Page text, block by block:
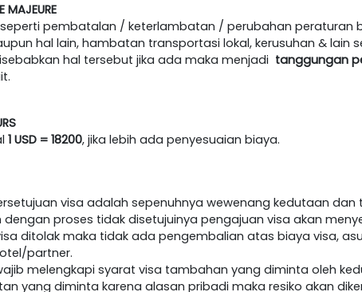
MAJEURE
seperti pembatalan / keterlambatan / perubahan peraturan
hal lain, hambatan transportasi lokal, kerusuhan &
hal tersebut jika ada maka menjadi tanggungan
1 USD = 18200, jika lebih ada penyesuaian biaya.
visa adalah sepenuhnya wewenang kedutaan
dengan proses tidak disetujuinya pengajuan visa akan
ditolak maka tidak ada pengembalian atas biaya visa,
partner.
melengkapi syarat visa tambahan yang diminta oleh
yang diminta karena alasan pribadi maka resiko akan